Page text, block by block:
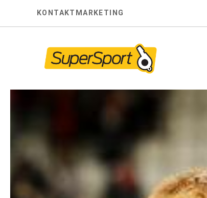
KONTAKT MARKETING